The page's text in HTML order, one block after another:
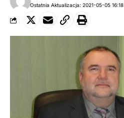
Ostatnia Aktualizacja: 2021-05-05 16:18